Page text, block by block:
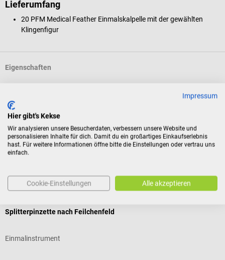
Lieferumfang
20 PFM Medical Feather Einmalskalpelle mit der gewählten
Klingenfigur
Eigenschaften
Produktidentifikation
Bewertungen
Kunden kauften auch
Splitterpinzette nach Feilchenfeld
Einmalinstrument
Impressum
Hier gibt's Kekse
Wir analysieren unsere Besucherdaten, verbessern unsere Website und
personalisieren Inhalte für dich. Damit du ein großartiges Einkaufserlebnis
hast. Für weitere Informationen öffne bitte die Einstellungen oder vertrau uns
einfach.
Cookie-Einstellungen Alle akzeptieren